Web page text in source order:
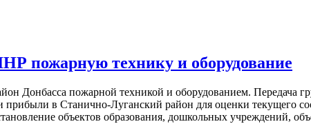
пожарную технику и оборудование
Донбасса пожарной техникой и оборудованием. Передача
в Станично-Луганский район для оценки текущего
объектов образования, дошкольных учреждений,